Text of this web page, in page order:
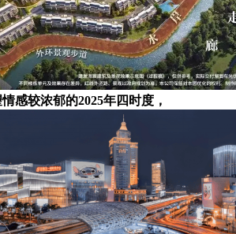
感较浓郁的2025年四时度，